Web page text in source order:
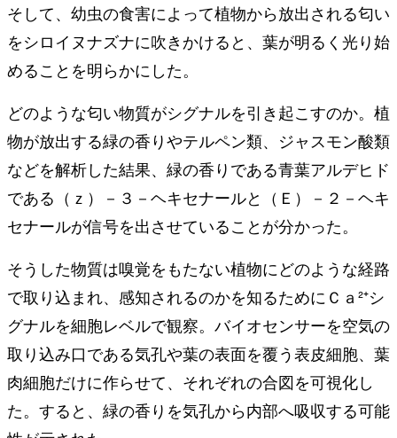
そして、幼虫の食害によって植物から放出される匂い
をシロイヌナズナに吹きかけると、葉が明るく光り始
めることを明らかにした。
どのような匂い物質がシグナルを引き起こすのか。植
物が放出する緑の香りやテルペン類、ジャスモン酸類
などを解析した結果、緑の香りである青葉アルデヒド
である（ｚ）－３－ヘキセナールと（Ｅ）－２－ヘキ
セナールが信号を出させていることが分かった。
そうした物質は嗅覚をもたない植物にどのような経路
で取り込まれ、感知されるのかを知るためにＣａ²⁺シ
グナルを細胞レベルで観察。バイオセンサーを空気の
取り込み口である気孔や葉の表面を覆う表皮細胞、葉
肉細胞だけに作らせて、それぞれの合図を可視化し
た。すると、緑の香りを気孔から内部へ吸収する可能